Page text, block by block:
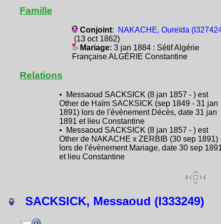
Famille
Conjoint:
NAKACHE, Oureïda
(13 oct 1862)
Mariage: 3 jan 1884 : Sétif Algérie
Française ALGÉRIE Constantine
Relations
• Messaoud SACKSICK (8 jan 1857 - ) est
Other de Haïm SACKSICK (sep 1849 - 31 jan
1891) lors de l'évènement Décès, date 31 jan
1891 et lieu Constantine
• Messaoud SACKSICK (8 jan 1857 - ) est
Other de NAKACHE x ZERBIB (30 sep 1891)
lors de l'évènement Mariage, date 30 sep
et lieu Constantine
SACKSICK, Messaoud (I333249)